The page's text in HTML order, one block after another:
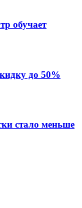
обучает
до 50%
стало меньше